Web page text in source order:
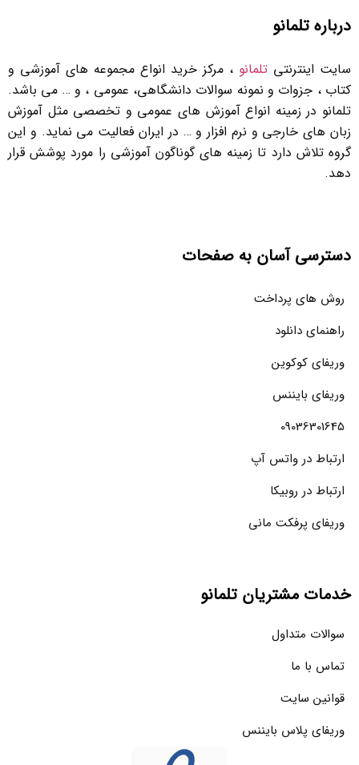
درباره تلمانو
سایت اینترنتی تلمانو ، مرکز خرید انواع مجموعه های آموزشی و
کتاب ، جزوات و نمونه سوالات دانشگاهی، عمومی ، و … می باشد.
تلمانو در زمینه انواع آموزش های عمومی و تخصصی مثل آموزش
زبان های خارجی و نرم افزار و … در ایران فعالیت می نماید. و این
گروه تلاش دارد تا زمینه های گوناگون آموزشی را مورد پوشش قرار
دهد.
دسترسی آسان به صفحات
روش های پرداخت
راهنمای دانلود
وریفای کوکوین
وریفای بایننس
09036301645
ارتباط در واتس آپ
ارتباط در روبیکا
وریفای پرفکت مانی
خدمات مشتریان تلمانو
سوالات متداول
تماس با ما
قوانین سایت
وریفای پلاس بایننس